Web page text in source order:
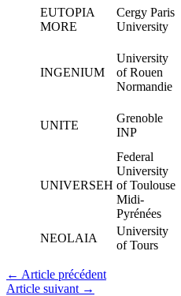
EUTOPIA
MORE
Cergy Paris
University
INGENIUM
University
of Rouen
Normandie
UNITE
Grenoble
INP
UNIVERSEH
Federal
University
of Toulouse
Midi-
Pyrénées
NEOLAIA
University
of Tours
← Article précédent
Article suivant →